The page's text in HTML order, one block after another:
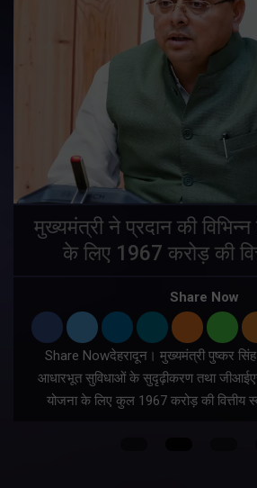
मुख्यमंत्री ने प्रदान की
के लिए 1967 करोड़ की
Share Now
Share Nowदेहरादून। मुख्यमंत्री पुष्कर
आधारभूत सुविधाओं के सुदृढ़ीकरण तथा
योजना के लिए कुल 1967 करोड़ की वित्तीय